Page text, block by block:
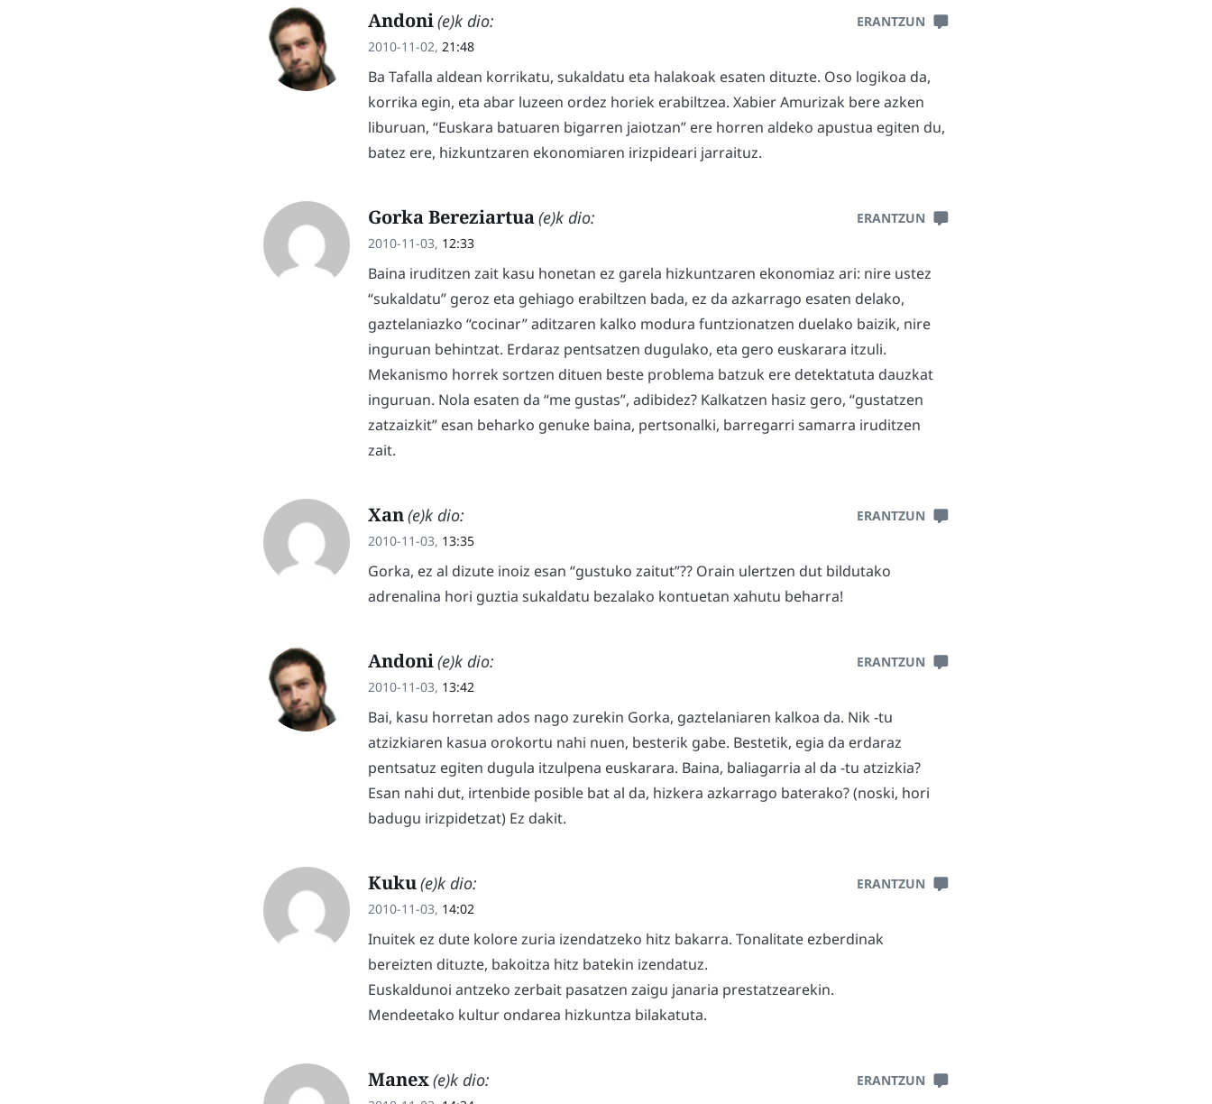
Andoni(e)k dio:
ERANTZUN
2010-11-02, 21:48
Ba Tafalla aldean korrikatu, sukaldatu eta halakoak esaten dituzte. Oso logikoa da,
korrika egin, eta abar luzeen ordez horiek erabiltzea. Xabier Amurizak bere azken
liburuan, “Euskara batuaren bigarren jaiotzan” ere horren aldeko apustua egiten du,
batez ere, hizkuntzaren ekonomiaren irizpideari jarraituz.
Gorka Bereziartua(e)k dio:
ERANTZUN
2010-11-03, 12:33
Baina iruditzen zait kasu honetan ez garela hizkuntzaren ekonomiaz ari: nire ustez
“sukaldatu” geroz eta gehiago erabiltzen bada, ez da azkarrago esaten delako,
gaztelaniazko “cocinar” aditzaren kalko modura funtzionatzen duelako baizik, nire
inguruan behintzat. Erdaraz pentsatzen dugulako, eta gero euskarara itzuli.
Mekanismo horrek sortzen dituen beste problema batzuk ere detektatuta dauzkat
inguruan. Nola esaten da “me gustas”, adibidez? Kalkatzen hasiz gero, “gustatzen
zatzaizkit” esan beharko genuke baina, pertsonalki, barregarri samarra iruditzen
zait.
Xan(e)k dio:
ERANTZUN
2010-11-03, 13:35
Gorka, ez al dizute inoiz esan “gustuko zaitut”?? Orain ulertzen dut bildutako
adrenalina hori guztia sukaldatu bezalako kontuetan xahutu beharra!
Andoni(e)k dio:
ERANTZUN
2010-11-03, 13:42
Bai, kasu horretan ados nago zurekin Gorka, gaztelaniaren kalkoa da. Nik -tu
atzizkiaren kasua orokortu nahi nuen, besterik gabe. Bestetik, egia da erdaraz
pentsatuz egiten dugula itzulpena euskarara. Baina, baliagarria al da -tu atzizkia?
Esan nahi dut, irtenbide posible bat al da, hizkera azkarrago baterako? (noski, hori
badugu irizpidetzat) Ez dakit.
Kuku(e)k dio:
ERANTZUN
2010-11-03, 14:02
Inuitek ez dute kolore zuria izendatzeko hitz bakarra. Tonalitate ezberdinak
bereizten dituzte, bakoitza hitz batekin izendatuz.
Euskaldunoi antzeko zerbait pasatzen zaigu janaria prestatzearekin.
Mendeetako kultur ondarea hizkuntza bilakatuta.
Manex(e)k dio:
ERANTZUN